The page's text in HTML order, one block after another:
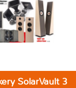
SolarVault 3